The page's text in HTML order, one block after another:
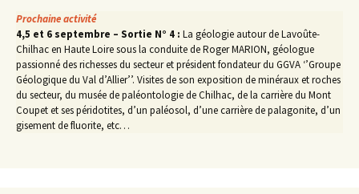
Prochaine activité
4,5 et 6 septembre – Sortie N° 4 : La géologie autour de Lavoûte-
Chilhac en Haute Loire sous la conduite de Roger MARION, géologue
passionné des richesses du secteur et président fondateur du GGVA ‘’Groupe
Géologique du Val d’Allier’’. Visites de son exposition de minéraux et roches
du secteur, du musée de paléontologie de Chilhac, de la carrière du Mont
Coupet et ses péridotites, d’un paléosol, d’une carrière de palagonite, d’un
gisement de fluorite, etc…